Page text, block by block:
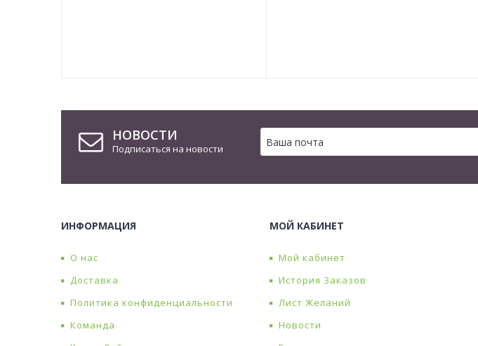
НОВОСТИ
Подписаться на новости
ИНФОРМАЦИЯ
О нас
Доставка
Политика конфиденциальности
Команда
МОЙ КАБИНЕТ
Мой кабинет
История Заказов
Лист Желаний
Новости